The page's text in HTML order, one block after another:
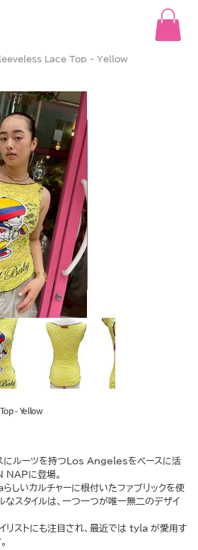
Lace Top - Yellow
- Yellow
スにルーツを持つLos Angelesをベースに活
に登場。
しいカルチャーに根付いたファブリックを使
なスタイルは、一つ一つが唯一無二のデザイ
リストにも注目され、最近では tyla が愛用す